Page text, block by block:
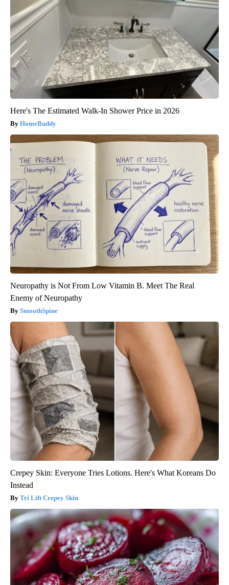
Here's The Estimated Walk-In Shower Price in 2026
HomeBuddy
Neuropathy is Not From Low Vitamin B. Meet The Real
Enemy of Neuropathy
SmoothSpine
Crepey Skin: Everyone Tries Lotions. Here's What Koreans Do
Instead
Tri Lift Crepey Skin